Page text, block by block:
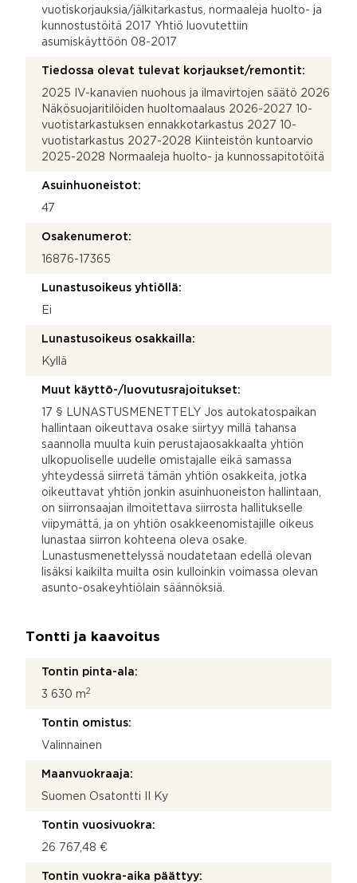
vuotiskorjauksia/jälkitarkastus, normaaleja huolto- ja
kunnostustöitä 2017 Yhtiö luovutettiin
asumiskäyttöön 08-2017
Tiedossa olevat tulevat korjaukset/remontit:
2025 IV-kanavien nuohous ja ilmavirtojen säätö 2026
Näkösuojaritilöiden huoltomaalaus 2026-2027 10-
vuotistarkastuksen ennakkotarkastus 2027 10-
vuotistarkastus 2027-2028 Kiinteistön kuntoarvio
2025-2028 Normaaleja huolto- ja kunnossapitotöitä
Asuinhuoneistot:
47
Osakenumerot:
16876-17365
Lunastusoikeus yhtiöllä:
Ei
Lunastusoikeus osakkailla:
Kyllä
Muut käyttö-/luovutusrajoitukset:
17 § LUNASTUSMENETTELY Jos autokatospaikan
hallintaan oikeuttava osake siirtyy millä tahansa
saannolla muulta kuin perustajaosakkaalta yhtiön
ulkopuoliselle uudelle omistajalle eikä samassa
yhteydessä siirretä tämän yhtiön osakkeita, jotka
oikeuttavat yhtiön jonkin asuinhuoneiston hallintaan,
on siirronsaajan ilmoitettava siirrosta hallitukselle
viipymättä, ja on yhtiön osakkeenomistajille oikeus
lunastaa siirron kohteena oleva osake.
Lunastusmenettelyssä noudatetaan edellä olevan
lisäksi kaikilta muilta osin kulloinkin voimassa olevan
asunto-osakeyhtiölain säännöksiä.
Tontti ja kaavoitus
Tontin pinta-ala:
3 630 m2
Tontin omistus:
Valinnainen
Maanvuokraaja:
Suomen Osatontti II Ky
Tontin vuosivuokra:
26 767,48 €
Tontin vuokra-aika päättyy: